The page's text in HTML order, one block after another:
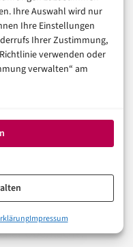
Ihre Auswahl wird nur
Ihre Einstellungen
Ihrer Zustimmung,
verwenden oder
verwalten“ am
Impressum
klarer das
spätere Dubletten-
und BI dazu.
Hosting, AV-
und
Vertragsunterschrift.
KPIs bleibt CRM ein
Oberfläche.
Nebelmaschine